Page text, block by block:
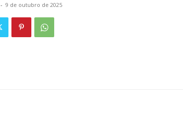
- 9 de outubro de 2025